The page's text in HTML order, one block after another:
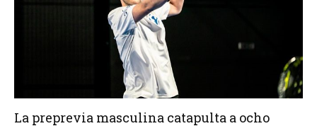
La preprevia masculina catapulta a ocho